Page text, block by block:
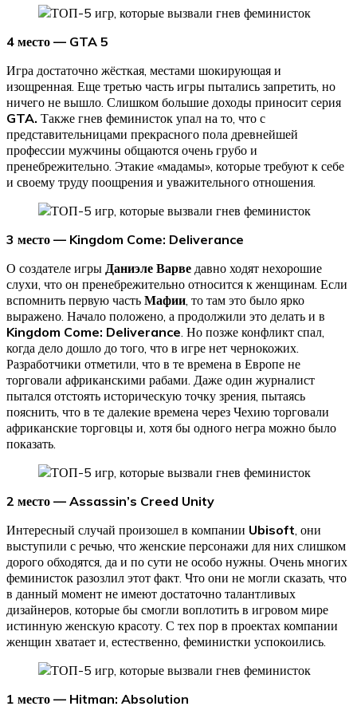
4 место — GTA 5
Игра достаточно жёсткая, местами шокирующая и
изощренная. Еще третью часть игры пытались запретить, но
ничего не вышло. Слишком большие доходы приносит серия
GTA. Также гнев феминисток упал на то, что с
представительницами прекрасного пола древнейшей
профессии мужчины общаются очень грубо и
пренебрежительно. Этакие «мадамы», которые требуют к себе
и своему труду поощрения и уважительного отношения.
3 место — Kingdom Come: Deliverance
О создателе игры Даниэле Варве давно ходят нехорошие
слухи, что он пренебрежительно относится к женщинам. Если
вспомнить первую часть Мафии , то там это было ярко
выражено. Начало положено, а продолжили это делать и в
Kingdom Come: Deliverance . Но позже конфликт спал,
когда дело дошло до того, что в игре нет чернокожих.
Разработчики отметили, что в те времена в Европе не
торговали африканскими рабами. Даже один журналист
пытался отстоять историческую точку зрения, пытаясь
пояснить, что в те далекие времена через Чехию торговали
африканские торговцы и, хотя бы одного негра можно было
показать.
2 место — Assassin’s Creed Unity
Интересный случай произошел в компании Ubisoft , они
выступили с речью, что женские персонажи для них слишком
дорого обходятся, да и по сути не особо нужны. Очень многих
феминисток разозлил этот факт. Что они не могли сказать, что
в данный момент не имеют достаточно талантливых
дизайнеров, которые бы смогли воплотить в игровом мире
истинную женскую красоту. С тех пор в проектах компании
женщин хватает и, естественно, феминистки успокоились.
1 место — Hitman: Absolution